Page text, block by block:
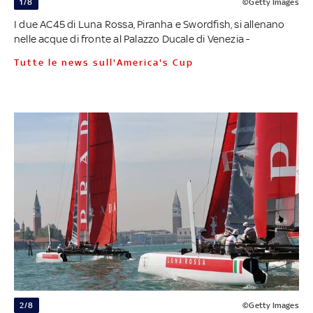
I due AC45 di Luna Rossa, Piranha e Swordfish, si allenano
nelle acque di fronte al Palazzo Ducale di Venezia -
Tutte le news sull'America's Cup
2/8 ©Getty Images